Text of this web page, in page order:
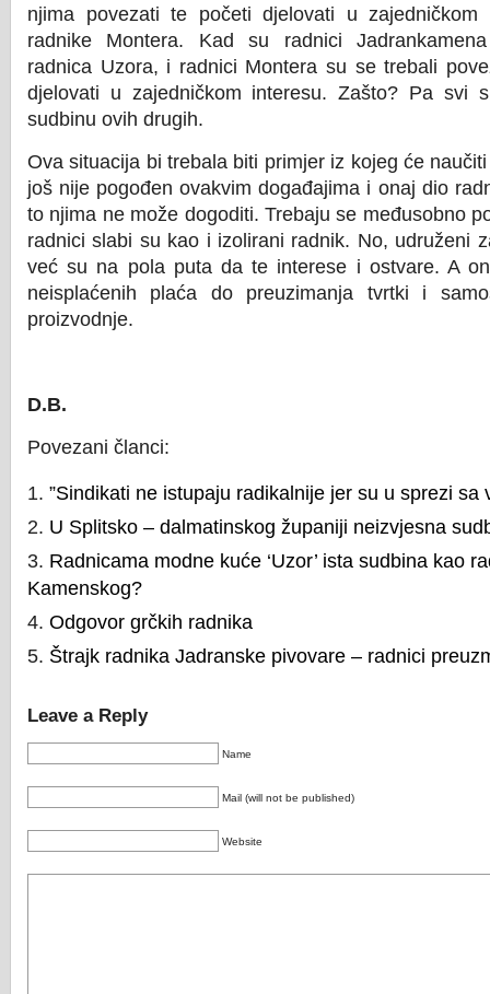
njima povezati te početi djelovati u
radnike Montera. Kad su radnici
radnica Uzora, i radnici Montera su se trebali
djelovati u zajedničkom interesu. Zašto? Pa svi
sudbinu ovih drugih.
Ova situacija bi trebala biti primjer iz kojeg će
još nije pogođen ovakvim događajima i onaj dio
to njima ne može dogoditi. Trebaju se međusobno
radnici slabi su kao i izolirani radnik. No, udruženi
već su na pola puta da te interese i ostvare. A
neisplaćenih plaća do preuzimanja tvrtki i
proizvodnje.
D.B.
Povezani članci:
”Sindikati ne istupaju radikalnije jer su u sprezi sa
U Splitsko – dalmatinskog županiji neizvjesna
Radnicama modne kuće ‘Uzor’ ista sudbina kao
Kamenskog?
Odgovor grčkih radnika
Štrajk radnika Jadranske pivovare – radnici
Leave a Reply
Name
Mail (will not be published)
Website